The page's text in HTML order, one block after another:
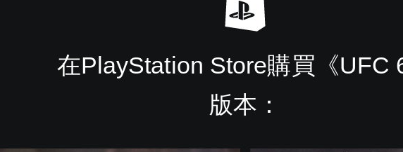
在PlayStation Store購買《UFC
版本：